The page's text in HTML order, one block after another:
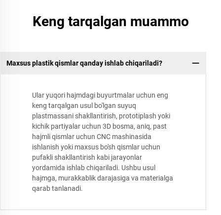
Keng tarqalgan muammo
Maxsus plastik qismlar qanday ishlab chiqariladi?
Ular yuqori hajmdagi buyurtmalar uchun eng
keng tarqalgan usul bo'lgan suyuq
plastmassani shakllantirish, prototiplash yoki
kichik partiyalar uchun 3D bosma, aniq, past
hajmli qismlar uchun CNC mashinasida
ishlanish yoki maxsus bo'sh qismlar uchun
pufakli shakllantirish kabi jarayonlar
yordamida ishlab chiqariladi. Ushbu usul
hajmga, murakkablik darajasiga va materialga
qarab tanlanadi.